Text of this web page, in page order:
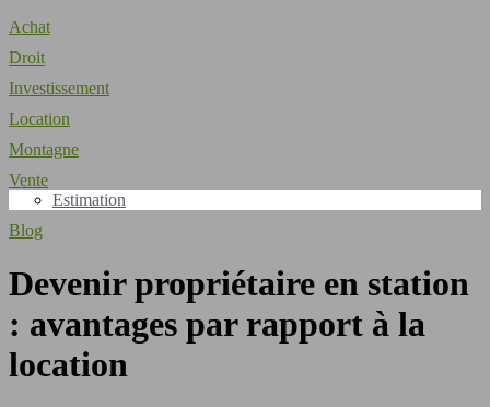
Achat
Droit
Investissement
Location
Montagne
Vente
Estimation
Blog
Devenir propriétaire en station
: avantages par rapport à la
location